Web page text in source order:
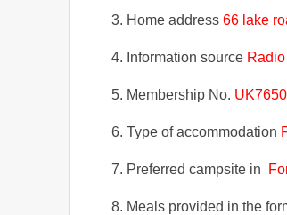
3. Home address 66 lake
4. Information source Radio
5. Membership No.
6. Type of accommodation
7. Preferred campsite in
8. Meals provided in the